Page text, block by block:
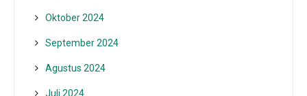
Oktober 2024
September 2024
Agustus 2024
Juli 2024